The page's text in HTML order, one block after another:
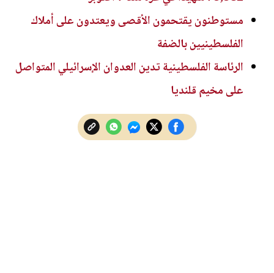
مستوطنون يقتحمون الأقصى ويعتدون على أملاك
الفلسطينيين بالضفة
الرئاسة الفلسطينية تدين العدوان الإسرائيلي المتواصل
على مخيم قلنديا